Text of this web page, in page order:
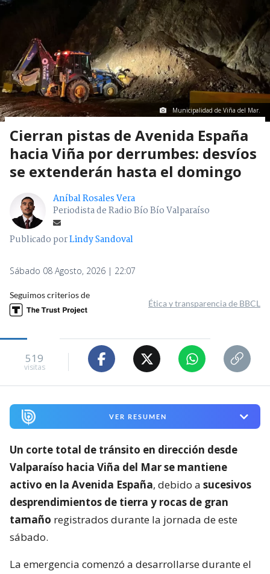
Municipalidad de Viña del Mar.
Cierran pistas de Avenida España
hacia Viña por derrumbes: desvíos
se extenderán hasta el domingo
Aníbal Rosales Vera
Periodista de Radio Bío Bío Valparaíso
Publicado porLindy Sandoval
Sábado 08 Agosto, 2026 | 22:07
Seguimos criterios de
Ética y transparencia de BBCL
519
visitas
VER RESUMEN
Un corte total de tránsito en dirección desde
Valparaíso hacia Viña del Mar se mantiene
activo en la Avenida España, debido a sucesivos
desprendimientos de tierra y rocas de gran
tamaño registrados durante la jornada de este
sábado.
La emergencia comenzó a desarrollarse durante el